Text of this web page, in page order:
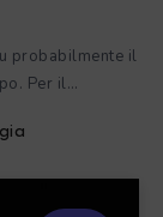
probabilmente il
Per il…